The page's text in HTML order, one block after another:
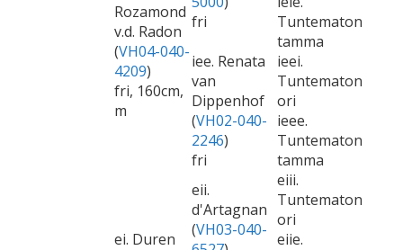
Rozamond
v.d. Radon
(VH04-040-
4209)
fri, 160cm,
m
fri
Tuntematon
tamma
iee. Renata
van
Dippenhof
(VH02-040-
2246)
fri
ieei.
Tuntematon
ori
ieee.
Tuntematon
tamma
ei. Duren
eii.
d'Artagnan
(VH03-040-
eiii.
Tuntematon
ori
eiie.